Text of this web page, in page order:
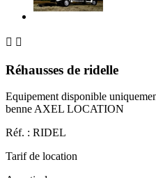
 
Réhausses de ridelle
Equipement disponible
benne AXEL LOCATION
Réf. : RIDEL
Tarif de location